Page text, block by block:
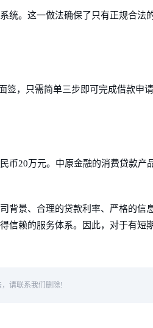
统。这一做法确保了只有正规合法
签，只需简单三步即可完成借款申
币20万元。中原金融的消费贷款产
背景、合理的贷款利率、严格的信
信赖的服务体系。因此，对于有短
请联系我们删除!